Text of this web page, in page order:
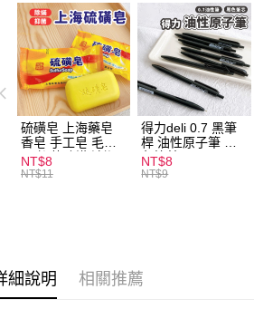
硫磺皂 上海藥皂
香皂 手工皂 毛囊
炎 抑菌除蟎 清潔
護膚 去油去痘 寵
NT$8
NT$11
得力deli 0.7 黑筆
桿 油性原子筆 黑
色筆芯 S304
NT$8
NT$9
細說明 相關推薦